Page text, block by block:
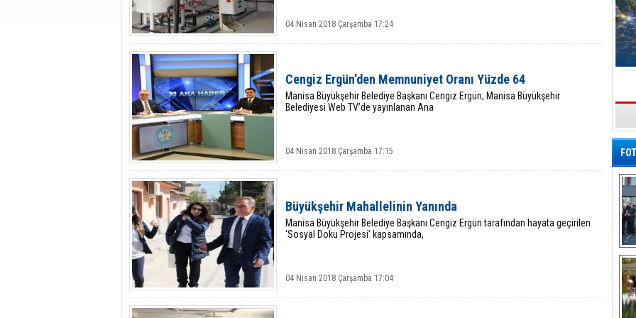
04 Nisan 2018 Çarşamba 17:24
Cengiz Ergün’den Memnuniyet Oranı Yüzde 64
Manisa Büyükşehir Belediye Başkanı Cengiz Ergün, Manisa Büyükşehir
Belediyesi Web TV’de yayınlanan Ana
04 Nisan 2018 Çarşamba 17:15
Büyükşehir Mahallelinin Yanında
Manisa Büyükşehir Belediye Başkanı Cengiz Ergün tarafından hayata geçirilen
‘Sosyal Doku Projesi’ kapsamında,
04 Nisan 2018 Çarşamba 17:04